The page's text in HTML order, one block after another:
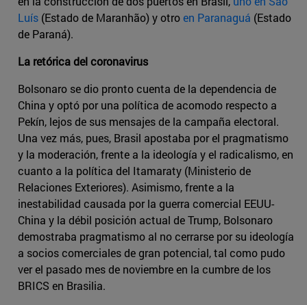
Luís (Estado de Maranhão) y otroen Paranaguá (Estado
de Paraná).
La retórica del coronavirus
Bolsonaro se dio pronto cuenta de la dependencia de
China y optó por una política de acomodo respecto a
Pekín, lejos de sus mensajes de la campaña electoral.
Una vez más, pues, Brasil apostaba por el pragmatismo
y la moderación, frente a la ideología y el radicalismo, en
cuanto a la política del Itamaraty (Ministerio de
Relaciones Exteriores). Asimismo, frente a la
inestabilidad causada por la guerra comercial EEUU-
China y la débil posición actual de Trump, Bolsonaro
demostraba pragmatismo al no cerrarse por su ideología
a socios comerciales de gran potencial, tal como pudo
ver el pasado mes de noviembre en la cumbre de los
BRICS en Brasilia.